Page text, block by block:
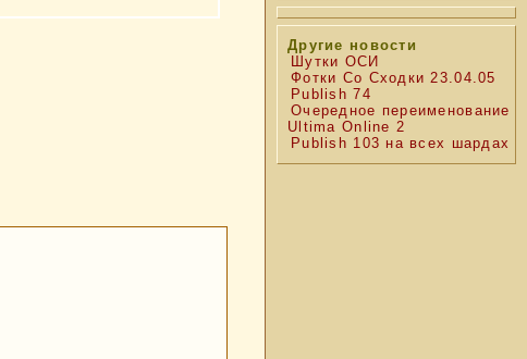
Другие новости
Шутки ОСИ
Фотки Со Сходки 23.04.05
Publish 74
Очередное переименование
Ultima Online 2
Publish 103 на всех шардах